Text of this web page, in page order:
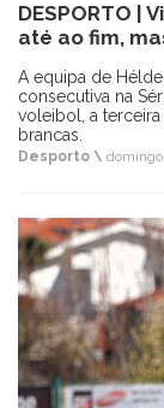
DESPORTO |
até ao fim,
A equipa de
consecutiva na
voleibol, a
brancas.
Desporto \